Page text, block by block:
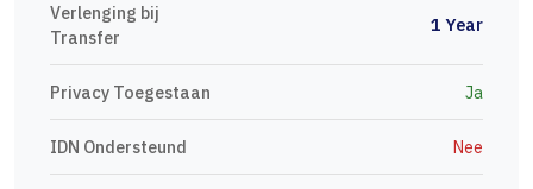
Verlenging bij
Transfer
1 Year
Privacy Toegestaan Ja
IDN Ondersteund Nee